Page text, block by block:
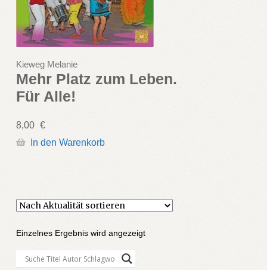
Kieweg Melanie
Mehr Platz zum Leben.
Für Alle!
8,00 €
In den Warenkorb
Einzelnes Ergebnis wird angezeigt